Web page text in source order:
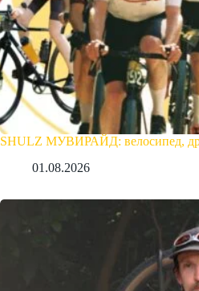
SHULZ МУВИРАЙД: велосипед,
01.08.2026